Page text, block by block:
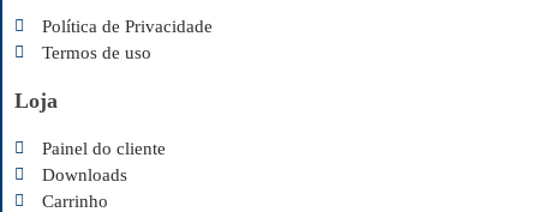
Política de Privacidade
Termos de uso
Loja
Painel do cliente
Downloads
Carrinho